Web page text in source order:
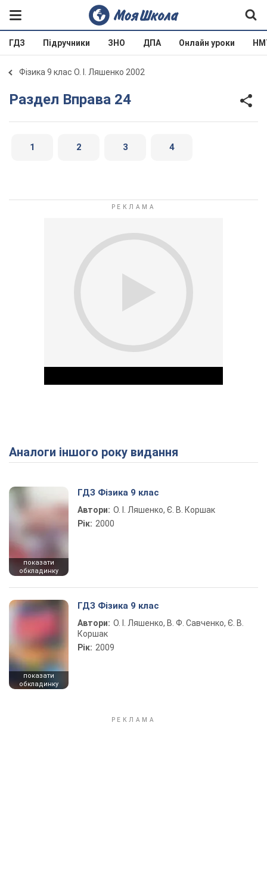
ГДЗ Підручники ЗНО ДПА Онлайн уроки
Фізика 9 клас О. І. Ляшенко 2002
Раздел Вправа 24
1 2 3 4
Play Video
Аналоги іншого року видання
показати
обкладинку
ГДЗ Фізика 9 клас
Автори: О. І. Ляшенко, Є. В. Коршак
Рік: 2000
показати
обкладинку
ГДЗ Фізика 9 клас
Автори: О. І. Ляшенко, В. Ф. Савченко, Є. В.
Коршак
Рік: 2009